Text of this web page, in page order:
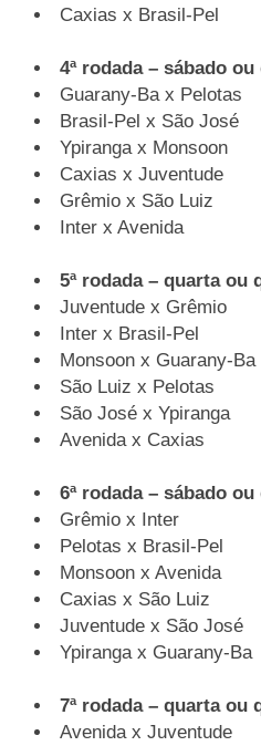
Caxias x Brasil-Pel
4ª rodada – sábado
Guarany-Ba x Pelotas
Brasil-Pel x São José
Ypiranga x Monsoon
Caxias x Juventude
Grêmio x São Luiz
Inter x Avenida
5ª rodada – quarta ou
Juventude x Grêmio
Inter x Brasil-Pel
Monsoon x Guarany-Ba
São Luiz x Pelotas
São José x Ypiranga
Avenida x Caxias
6ª rodada – sábado
Grêmio x Inter
Pelotas x Brasil-Pel
Monsoon x Avenida
Caxias x São Luiz
Juventude x São José
Ypiranga x Guarany-Ba
7ª rodada – quarta ou
Avenida x Juventude